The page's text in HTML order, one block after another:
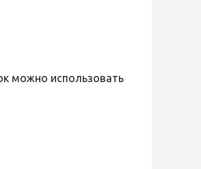
можно использовать